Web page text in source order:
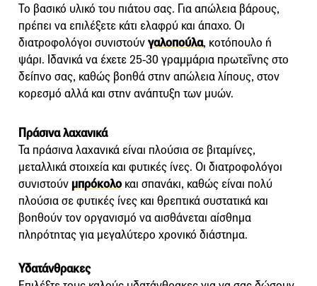
Το βασικό υλικό του πιάτου σας. Για απώλεια βάρους,
πρέπει να επιλέξετε κάτι ελαφρύ και άπαχο. Οι
διατροφολόγοι συνιστούνγαλοπούλα, κοτόπουλο ή
ψάρι. Ιδανικά να έχετε 25-30 γραμμάρια πρωτεΐνης στο
δείπνο σας, καθώς βοηθά στην απώλεια λίπους, στον
κορεσμό αλλά και στην ανάπτυξη των μυών.
Πράσινα λαχανικά
Τα πράσινα λαχανικά είναι πλούσια σε βιταμίνες,
μεταλλικά στοιχεία και φυτικές ίνες. Οι διατροφολόγοι
συνιστούν μπρόκολο και σπανάκι, καθώς είναι πολύ
πλούσια σε φυτικές ίνες και θρεπτικά συστατικά και
βοηθούν τον οργανισμό να αισθάνεται αίσθημα
πληρότητας για μεγαλύτερο χρονικό διάστημα.
Υδατάνθρακες